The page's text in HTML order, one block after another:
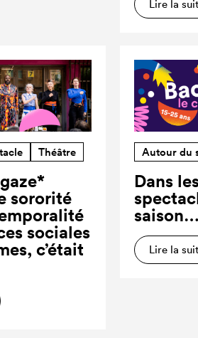
Lire la
Théâtre
sororité
sociales
c’était
Autour du
Dans
saison…
Lire la